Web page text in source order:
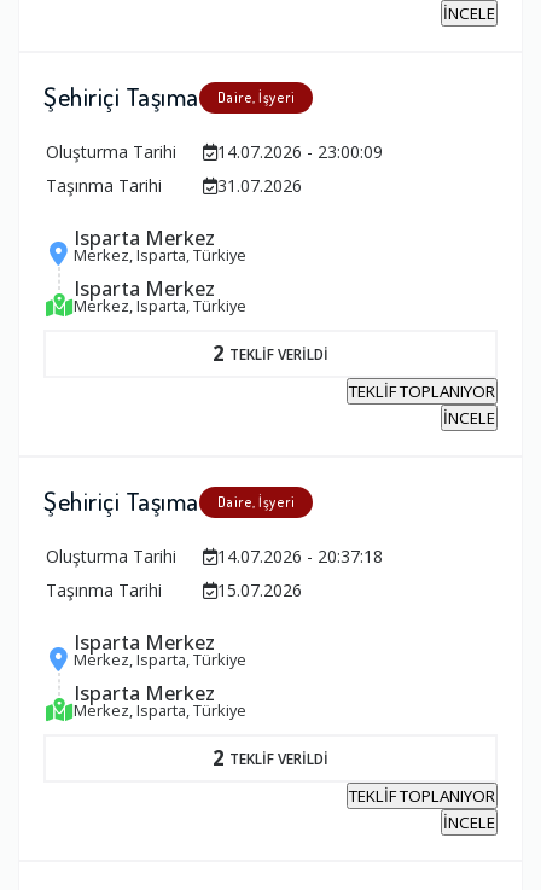
İNCELE
Şehiriçi Taşıma Daire, İşyeri
Oluşturma Tarihi
14.07.2026 - 23:00:09
Taşınma Tarihi
31.07.2026
Isparta Merkez
Merkez, Isparta, Türkiye
Isparta Merkez
Merkez, Isparta, Türkiye
2 TEKLİF VERİLDİ
TEKLİF TOPLANIYOR
İNCELE
Şehiriçi Taşıma Daire, İşyeri
Oluşturma Tarihi
14.07.2026 - 20:37:18
Taşınma Tarihi
15.07.2026
Isparta Merkez
Merkez, Isparta, Türkiye
Isparta Merkez
Merkez, Isparta, Türkiye
2 TEKLİF VERİLDİ
TEKLİF TOPLANIYOR
İNCELE